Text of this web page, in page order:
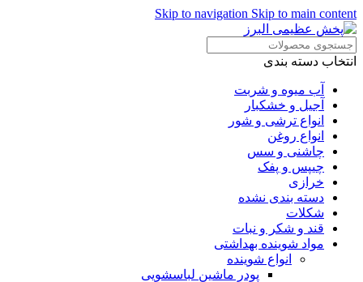
Skip to navigation Skip to main content
انتخاب دسته بندی
آب میوه و شربت
آجیل و خشکبار
انواع ترشی و شور
انواع روغن
چاشنی و سس
چیپس و پفک
خرازی
دسته بندی نشده
شکلات
قند و شکر و نبات
مواد شوینده بهداشتی
انواع شوینده
پودر ماشین لباسشویی